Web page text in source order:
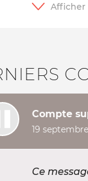
Compte
19
Ce